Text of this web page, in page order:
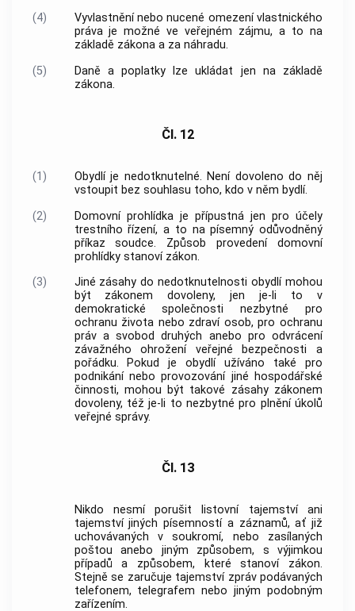
(4)
Vyvlastnění nebo nucené omezení vlastnického
práva je možné ve veřejném zájmu, a to na
základě zákona a za náhradu.
(5)
Daně a poplatky lze ukládat jen na základě
zákona.
Čl. 12
(1)
Obydlí je nedotknutelné. Není dovoleno do něj
vstoupit bez souhlasu toho, kdo v něm bydlí.
(2)
Domovní prohlídka je přípustná jen pro účely
trestního řízení, a to na písemný odůvodněný
příkaz soudce. Způsob provedení domovní
prohlídky stanoví zákon.
(3)
Jiné zásahy do nedotknutelnosti obydlí mohou
být zákonem dovoleny, jen je-li to v
demokratické společnosti nezbytné pro
ochranu života nebo zdraví osob, pro ochranu
práv a svobod druhých anebo pro odvrácení
závažného ohrožení veřejné bezpečnosti a
pořádku. Pokud je obydlí užíváno také pro
podnikání nebo provozování jiné hospodářské
činnosti, mohou být takové zásahy zákonem
dovoleny, též je-li to nezbytné pro plnění úkolů
veřejné správy.
Čl. 13
Nikdo nesmí porušit listovní tajemství ani
tajemství jiných písemností a záznamů, ať již
uchovávaných v soukromí, nebo zasílaných
poštou anebo jiným způsobem, s výjimkou
případů a způsobem, které stanoví zákon.
Stejně se zaručuje tajemství zpráv podávaných
telefonem, telegrafem nebo jiným podobným
zařízením.